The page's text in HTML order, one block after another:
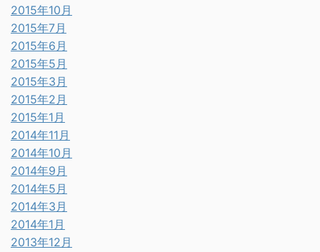
2015年10月
2015年7月
2015年6月
2015年5月
2015年3月
2015年2月
2015年1月
2014年11月
2014年10月
2014年9月
2014年5月
2014年3月
2014年1月
2013年12月